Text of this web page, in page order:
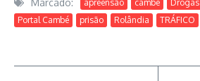
Marcado: apreensão cambé Drogas
Portal Cambé
prisão Rolândia TRÁFICO